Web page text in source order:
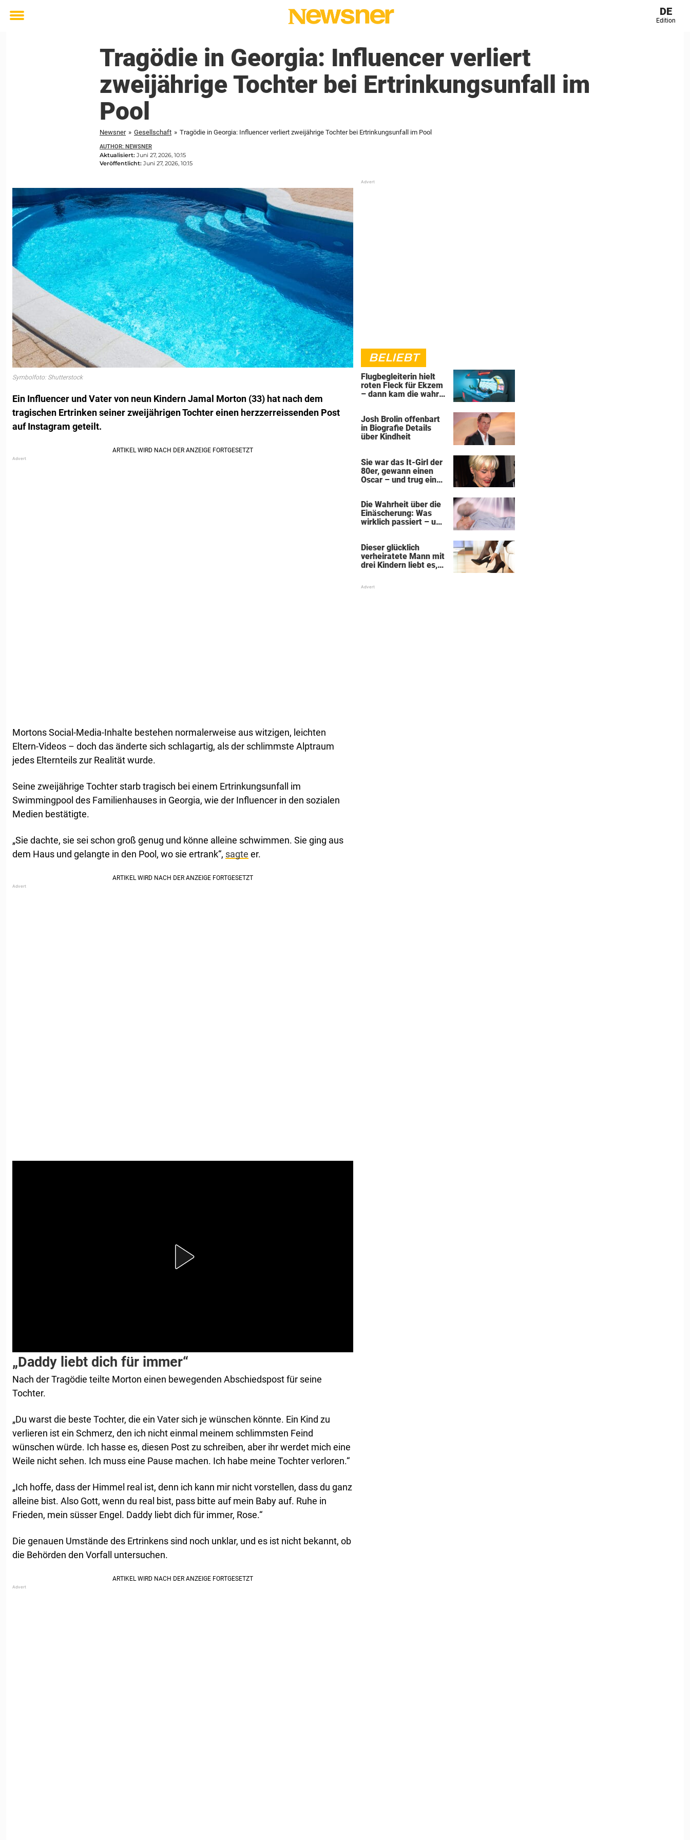
Toggle
DE
Edition
Tragödie in Georgia: Influencer verliert
zweijährige Tochter bei Ertrinkungsunfall im
Pool
Newsner » Gesellschaft » Tragödie in Georgia: Influencer verliert zweijährige Tochter bei Ertrinkungsunfall im Pool
AUTHOR: NEWSNER
Aktualisiert: Juni 27, 2026, 10:15
Veröffentlicht: Juni 27, 2026, 10:15
Symbolfoto: Shutterstock
Ein Influencer und Vater von neun Kindern Jamal Morton (33) hat nach dem
tragischen Ertrinken seiner zweijährigen Tochter einen herzzerreissenden Post
auf Instagram geteilt.
Mortons Social-Media-Inhalte bestehen normalerweise aus witzigen, leichten
Eltern-Videos – doch das änderte sich schlagartig, als der schlimmste Alptraum
jedes Elternteils zur Realität wurde.
Seine zweijährige Tochter starb tragisch bei einem Ertrinkungsunfall im
Swimmingpool des Familienhauses in Georgia, wie der Influencer in den sozialen
Medien bestätigte.
„Sie dachte, sie sei schon groß genug und könne alleine schwimmen. Sie ging aus
dem Haus und gelangte in den Pool, wo sie ertrank“, sagte er.
„Daddy liebt dich für immer“
Nach der Tragödie teilte Morton einen bewegenden Abschiedspost für seine
Tochter.
„Du warst die beste Tochter, die ein Vater sich je wünschen könnte. Ein Kind zu
verlieren ist ein Schmerz, den ich nicht einmal meinem schlimmsten Feind
wünschen würde. Ich hasse es, diesen Post zu schreiben, aber ihr werdet mich eine
Weile nicht sehen. Ich muss eine Pause machen. Ich habe meine Tochter verloren.“
„Ich hoffe, dass der Himmel real ist, denn ich kann mir nicht vorstellen, dass du ganz
alleine bist. Also Gott, wenn du real bist, pass bitte auf mein Baby auf. Ruhe in
Frieden, mein süsser Engel. Daddy liebt dich für immer, Rose.“
Die genauen Umstände des Ertrinkens sind noch unklar, und es ist nicht bekannt, ob
die Behörden den Vorfall untersuchen.
BELIEBT
Flugbegleiterin hielt
roten Fleck für Ekzem
– dann kam die wahre
Josh Brolin offenbart
in Biografie Details
über Kindheit
Sie war das It-Girl der
80er, gewann einen
Oscar – und trug ein
sich
Die Wahrheit über die
Einäscherung: Was
wirklich passiert – und
Dieser glücklich
verheiratete Mann mit
drei Kindern liebt es,